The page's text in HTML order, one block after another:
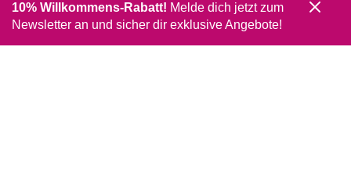
10% Willkommens-Rabatt! Melde dich jetzt zum
Newsletter an und sicher dir exklusive Angebote!